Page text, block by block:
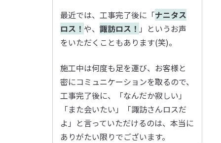
最近では、工事完了後に「ナニタス
ロス！や、諏訪ロス！ 」というお声
をいただくこともあります(笑)。
施工中は何度も足を運び、お客様と
密にコミュニケーションを取るので、
工事完了後に、「なんだか寂しい」
「また会いたい」「諏訪さんロスだ
よ」と言っていただけるのは、本当に
ありがたい限りでございます。